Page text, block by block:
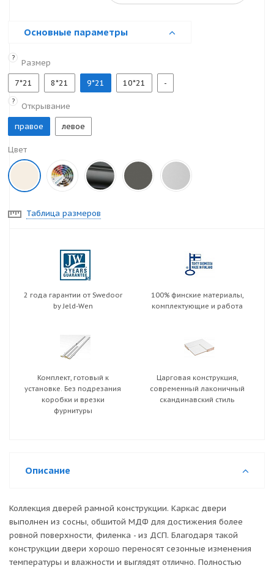
Основные параметры
?
Размер
7*21
8*21 9*21 10*21 -
?
Открывание
правое
левое
Цвет
Таблица размеров
2 года гарантии от Swedoor
by Jeld-Wen
100% финские материалы,
комплектующие и работа
Комплект, готовый к
установке. Без подрезания
коробки и врезки
фурнитуры
Царговая конструкция,
современный лаконичный
скандинавский стиль
Описание
Коллекция дверей рамной конструкции. Каркас двери
выполнен из сосны, обшитой МДФ для достижения более
ровной поверхности, филенка - из ДСП. Благодаря такой
конструкции двери хорошо переносят сезонные изменения
температуры и влажности и выглядят отлично. Полностью